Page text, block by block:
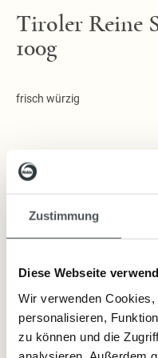
Zustimmung
Diese Webseite
Wir verwenden
personalisieren,
zu können und die
Tiroler Reine
100g
frisch würzig
Lieferzeit: sofort lieferbar
8,90 €
Inkl. Steuern,exkl.
Artikelnummer:12083